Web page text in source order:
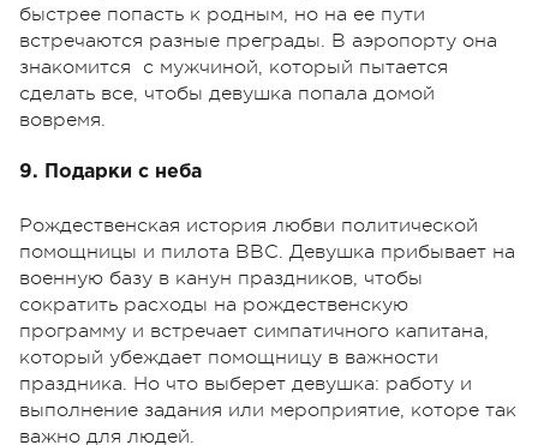
быстрее попасть к родным, но на ее пути
встречаются разные преграды. В аэропорту она
знакомится с мужчиной, который пытается
сделать все, чтобы девушка попала домой
вовремя.
9. Подарки с неба
Рождественская история любви политической
помощницы и пилота ВВС. Девушка прибывает на
военную базу в канун праздников, чтобы
сократить расходы на рождественскую
программу и встречает симпатичного капитана,
который убеждает помощницу в важности
праздника. Но что выберет девушка: работу и
выполнение задания или мероприятие, которе так
важно для людей.